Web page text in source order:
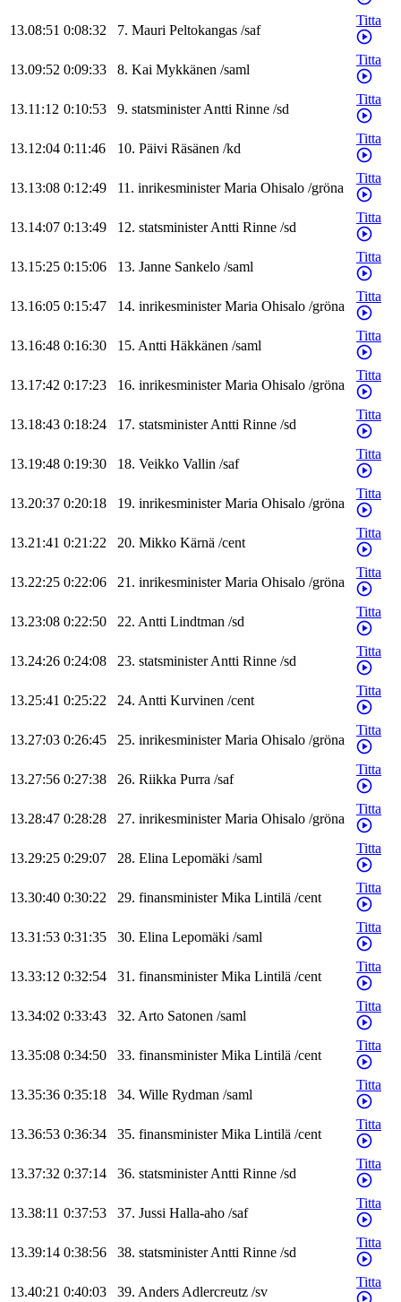
13.08:51 0:08:32 7. Mauri Peltokangas /saf
Titta
13.09:52 0:09:33 8. Kai Mykkänen /saml
Titta
13.11:12 0:10:53 9. statsministerAntti Rinne /sd
Titta
13.12:04 0:11:46 10. Päivi Räsänen /kd
Titta
13.13:08 0:12:49 11. inrikesminister Maria Ohisalo /gröna
Titta
13.14:07 0:13:49 12. statsministerAntti Rinne /sd
Titta
13.15:25 0:15:06 13. Janne Sankelo /saml
Titta
13.16:05 0:15:47 14. inrikesminister Maria Ohisalo /gröna
Titta
13.16:48 0:16:30 15. Antti Häkkänen /saml
Titta
13.17:42 0:17:23 16. inrikesminister Maria Ohisalo /gröna
Titta
13.18:43 0:18:24 17. statsministerAntti Rinne /sd
Titta
13.19:48 0:19:30 18. Veikko Vallin /saf
Titta
13.20:37 0:20:18 19. inrikesminister Maria Ohisalo /gröna
Titta
13.21:41 0:21:22 20. Mikko Kärnä /cent
Titta
13.22:25 0:22:06 21. inrikesminister Maria Ohisalo /gröna
Titta
13.23:08 0:22:50 22. Antti Lindtman /sd
Titta
13.24:26 0:24:08 23. statsministerAntti Rinne /sd
Titta
13.25:41 0:25:22 24. Antti Kurvinen /cent
Titta
13.27:03 0:26:45 25. inrikesminister Maria Ohisalo /gröna
Titta
13.27:56 0:27:38 26. Riikka Purra /saf
Titta
13.28:47 0:28:28 27. inrikesminister Maria Ohisalo /gröna
Titta
13.29:25 0:29:07 28. Elina Lepomäki /saml
Titta
13.30:40 0:30:22 29. finansminister Mika Lintilä /cent
Titta
13.31:53 0:31:35 30. Elina Lepomäki /saml
Titta
13.33:12 0:32:54 31. finansminister Mika Lintilä /cent
Titta
13.34:02 0:33:43 32. Arto Satonen /saml
Titta
13.35:08 0:34:50 33. finansminister Mika Lintilä /cent
Titta
13.35:36 0:35:18 34. Wille Rydman /saml
Titta
13.36:53 0:36:34 35. finansminister Mika Lintilä /cent
Titta
13.37:32 0:37:14 36. statsministerAntti Rinne /sd
Titta
13.38:11 0:37:53 37. Jussi Halla-aho /saf
Titta
13.39:14 0:38:56 38. statsministerAntti Rinne /sd
Titta
13.40:21 0:40:03 39. AndersAdlercreutz /sv
Titta